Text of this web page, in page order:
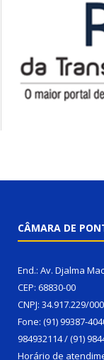
CÂMARA DE
End.: Av. Djalma
CEP: 68830-00
CNPJ: 34.917.229/
Fone: (91) 99387-
984932114 / (91)
Horário de